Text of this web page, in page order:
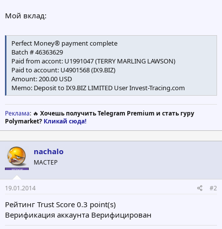
Мой вклад:
Perfect Money® payment complete
Batch # 46363629
Paid from accont: U1991047 (TERRY MARLING LAWSON)
Paid to account: U4901568 (IX9.BIZ)
Amount: 200.00 USD
Memo: Deposit to IX9.BIZ LIMITED User Invest-Tracing.com
Реклама: 🔥 Хочешь получить Telegram Premium и стать гуру
Polymarket? Кликай сюда!
nachalo
МАСТЕР
19.01.2014 #2
Рейтинг Trust Score 0.3 point(s)
Верификация аккаунта Верифицирован